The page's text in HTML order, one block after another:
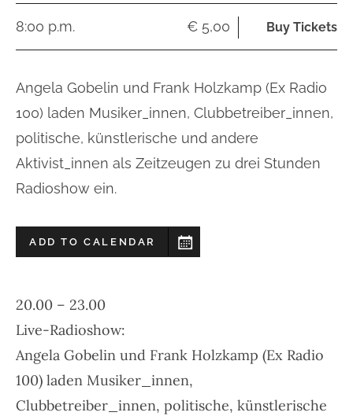
8:00 p.m. € 5,00 Buy Tickets
Angela Gobelin und Frank Holzkamp (Ex Radio
100) laden Musiker_innen, Clubbetreiber_innen,
politische, künstlerische und andere
Aktivist_innen als Zeitzeugen zu drei Stunden
Radioshow ein.
ADD TO CALENDAR
20.00 – 23.00
Live-Radioshow:
Angela Gobelin und Frank Holzkamp (Ex Radio
100) laden Musiker_innen,
Clubbetreiber_innen, politische, künstlerische